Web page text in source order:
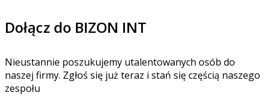
Dołącz do BIZON INT
Nieustannie poszukujemy utalentowanych osób do
naszej firmy. Zgłoś się już teraz i stań się częścią naszego
zespołu